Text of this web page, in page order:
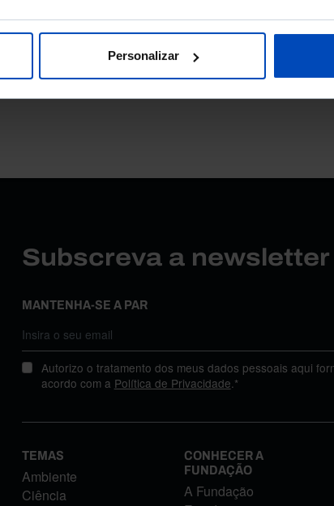
Personalizar
Subscreva a
MANTENHA-SE A PAR
Autorizo o tratamento dos meus dados pessoais aqui
acordo com a Política de Privacidade.*
TEMAS
Ambiente
Ciência
CONHECER A
FUNDAÇÃO
A Fundação